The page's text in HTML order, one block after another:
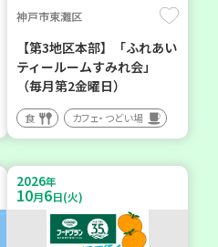
神戸市東灘区
【第3地区本部】「ふれあい
ティールームすみれ会」
（毎月第2金曜日）
食 カフェ・つどい場
2026年
10月6日(火)